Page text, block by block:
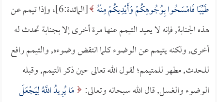
طَيِّبًا فَامْسَحُوا بِوُجُوهِكُمْ وَأَيْدِيكُمْ مِنْهُ
[المائدة:6]، وإذا تيمم عن
هذه الجنابة, فإنه لا يعيد التيمم عنها مرة أخرى إلا بجنابة تحدث له
أخرى, ولكنه يتيمم عن الوضوء كلما انتقض وضوءه, والتيمم رافع
للحدث, مطهر للمتيمم؛ لقول الله تعالى حين ذكر التيمم, وقبله
الوضوء والغسل, قال الله سبحانه وتعالى: مَا يُرِيدُ اللَّهُ لِيَجْعَلَ